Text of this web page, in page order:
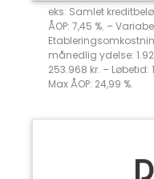
eks: Samlet
ÅOP: 7,45 %. –
månedlig ydelse:
253.968 kr. – Løbetid:
Max ÅOP: 24,99 %.